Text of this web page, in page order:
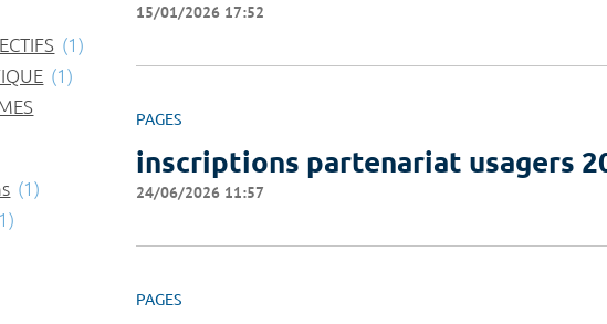
15/01/2026 17:52
PAGES
inscriptions partenariat usagers
24/06/2026 11:57
PAGES
(1)
(1)
(1)